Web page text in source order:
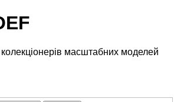
масштабних моделей